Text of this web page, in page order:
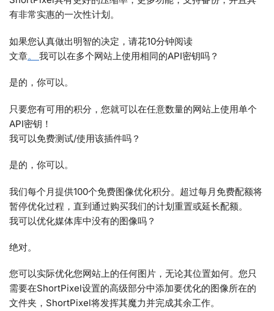
有非常实惠的一次性计划。
如果您认真做出明智的决定，请花10分钟阅读
文章。 我可以在多个网站上使用相同的API密钥吗？
是的，你可以。
只要您有可用的积分，您就可以在任意数量的网站上使用单个
API密钥！
我可以免费测试/使用该插件吗？
是的，你可以。
我们每个月提供100个免费图像优化积分。超过每月免费配额将
暂停优化过程，直到通过购买我们的计划重置或延长配额。
我可以优化媒体库中没有的图像吗？
绝对。
您可以实际优化您网站上的任何图片，无论其位置如何。您只
需要在ShortPixel设置的高级部分中添加要优化的图像所在的
文件夹，ShortPixel将发挥其魔力并完成其余工作。